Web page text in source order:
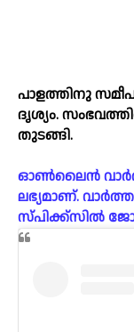
പാളത്തിനു
ദൃശ്യം.
തുടങ്ങി.
ഓൺലൈൻ
ലഭ്യമാണ്.
സ്പിക്ക്സിൽ